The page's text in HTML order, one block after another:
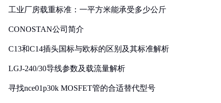
工业厂房载重标准：一平方米能承受多少公斤
CONOSTAN公司简介
C13和C14插头国标与欧标的区别及其标准解析
LGJ-240/30导线参数及载流量解析
寻找nce01p30k MOSFET管的合适替代型号